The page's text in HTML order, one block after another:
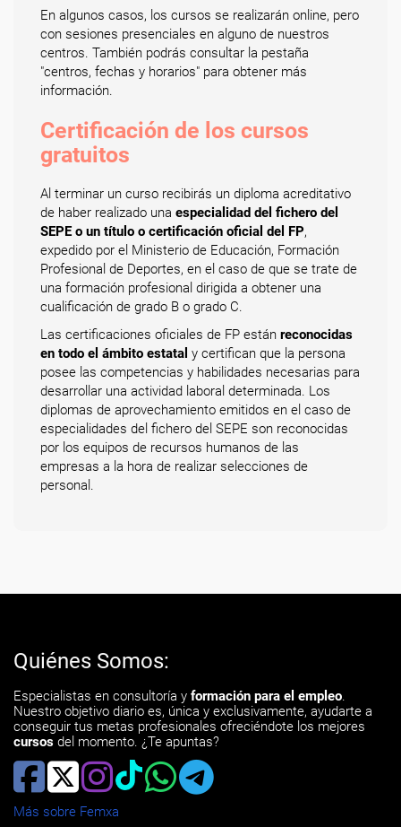
En algunos casos, los cursos se realizarán online, pero
con sesiones presenciales en alguno de nuestros
centros. También podrás consultar la pestaña
"centros, fechas y horarios" para obtener más
información.
Certificación de los cursos
gratuitos
Al terminar un curso recibirás un diploma acreditativo
de haber realizado una especialidad del fichero del
SEPE o un título o certificación oficial del FP,
expedido por el Ministerio de Educación, Formación
Profesional de Deportes, en el caso de que se trate de
una formación profesional dirigida a obtener una
cualificación de grado B o grado C.
Las certificaciones oficiales de FP están reconocidas
en todo el ámbito estatal y certifican que la persona
posee las competencias y habilidades necesarias para
desarrollar una actividad laboral determinada. Los
diplomas de aprovechamiento emitidos en el caso de
especialidades del fichero del SEPE son reconocidas
por los equipos de recursos humanos de las
empresas a la hora de realizar selecciones de
personal.
Quiénes Somos:
Especialistas en consultoría y formación para el empleo.
Nuestro objetivo diario es, única y exclusivamente, ayudarte a
conseguir tus metas profesionales ofreciéndote los mejores
cursos del momento. ¿Te apuntas?
Más sobre Femxa